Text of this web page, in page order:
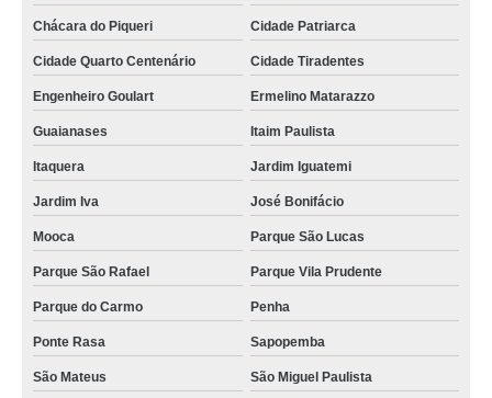
aquecedor a gás rinnai Maria Virgínia
aquecedor a gás komeco preço Vila Nova
aquecedor orbis 8 litros preço Santa Efigênia
aquecedor bosch 8 litros conserto Vila Formosa
aquecedor a gás rinnai preço Água Rasa
onde comprar aquecedor rinnai 35 litros Vila Prudente
comprar aquecedor rheem Fradique Coutinho
aquecedor a gás komeco assistência técnica Parque Arariba
onde vende aquecedor komeco 22 litros Manuel Moreira de Sá
onde comprar aquecedor rheem 36 Liberdade
Chácara do Piqueri Cidade Patriarca
Cidade Quarto Centenário Cidade Tiradentes
Engenheiro Goulart Ermelino Matarazzo
Guaianases Itaim Paulista
Itaquera Jardim Iguatemi
Jardim Iva José Bonifácio
Mooca Parque São Lucas
Parque São Rafael Parque Vila Prudente
Parque do Carmo Penha
Ponte Rasa Sapopemba
São Mateus São Miguel Paulista